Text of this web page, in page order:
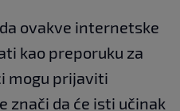
ovakve internetske
kao preporuku za
mogu prijaviti
znači da će isti učinak